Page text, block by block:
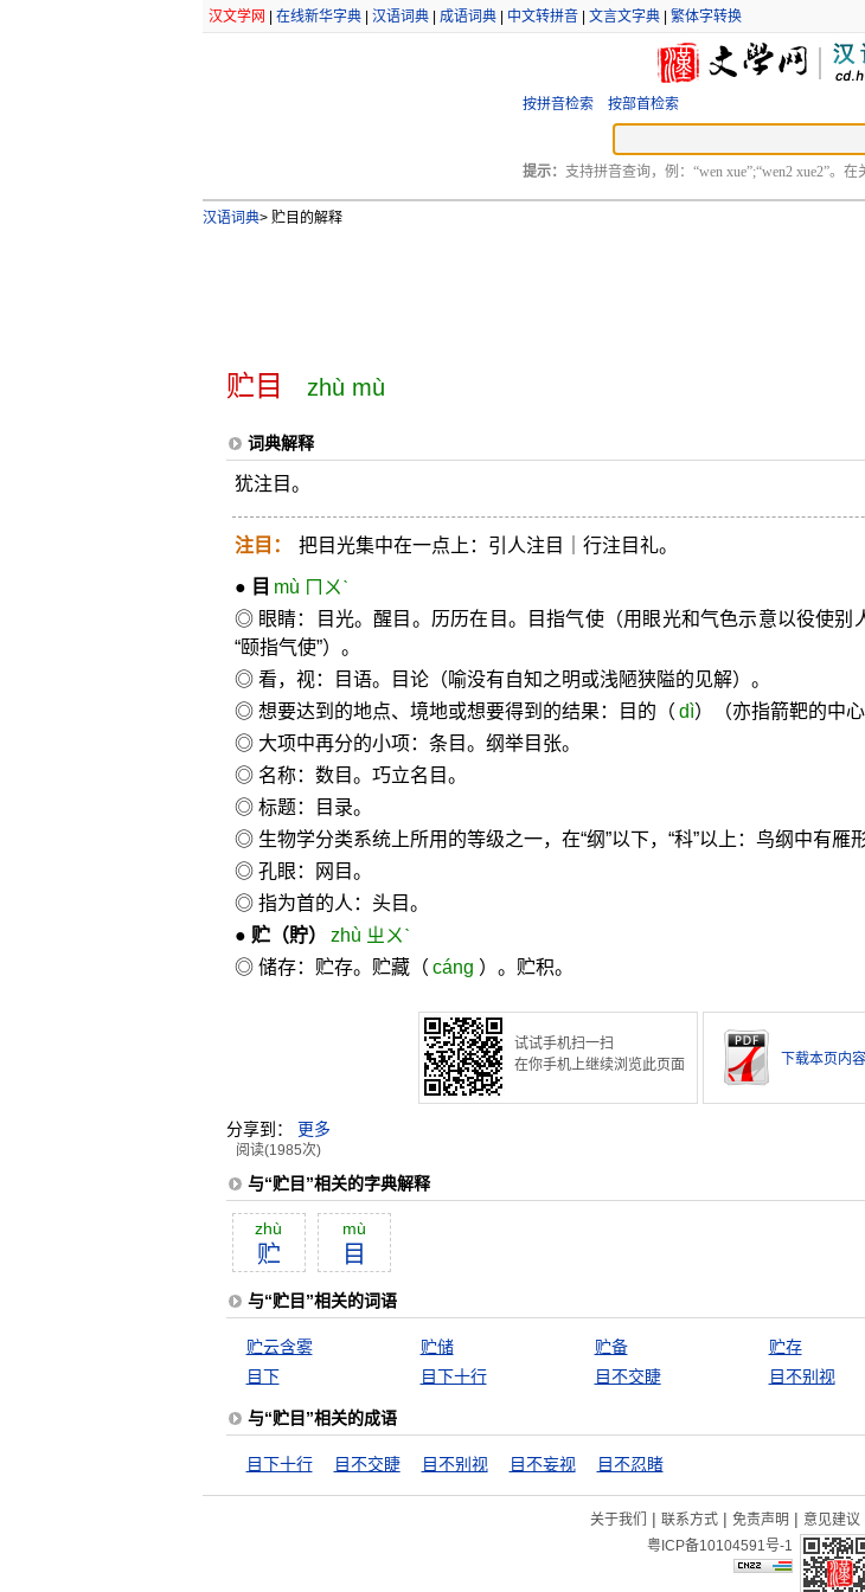
汉文学网 在线新华字典| 汉语词典| 成语词典| 中文转拼音| 文言文字典| 繁体字转换
按拼音检索 按部首检索
提示： 支持拼音查询，例：“wen xue”;“wen2 xue2”。
汉语词典>贮目的解释
贮目 zhù mù
词典解释
犹注目。
注目： 把目光集中在一点上：引人注目｜行注目礼。
● 目 mù ㄇㄨˋ
◎ 眼睛：目光。醒目。历历在目。目指气使（用眼光和气色示意以役使别
“颐指气使”）。
◎ 看，视：目语。目论（喻没有自知之明或浅陋狭隘的见解）。
◎ 想要达到的地点、境地或想要得到的结果：目的（ dì）（亦指箭靶的中心
◎ 大项中再分的小项：条目。纲举目张。
◎ 名称：数目。巧立名目。
◎ 标题：目录。
◎ 生物学分类系统上所用的等级之一，在“纲”以下，“科”以上：鸟纲中有雁
◎ 孔眼：网目。
◎ 指为首的人：头目。
● 贮（貯）
zhù ㄓㄨˋ
◎ 储存：贮存。贮藏（ cáng ）。贮积。
试试手机扫一扫
在你手机上继续浏览此页面
下载本页内容
分享到： 更多
阅读(1985次)
与“贮目”相关的字典解释
zhù
贮
mù
目
与“贮目”相关的词语
贮云含雾 贮储 贮备 贮存
目下
目下十行 目不交睫 目不别视
与“贮目”相关的成语
目下十行 目不交睫 目不别视 目不妄视 目不忍睹
关于我们 | 联系方式 | 免责声明 | 意见建议
粤ICP备10104591号-1